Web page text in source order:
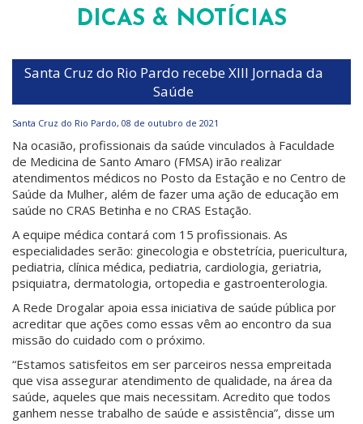
DICAS & NOTÍCIAS
Santa Cruz do Rio Pardo recebe XIII Jornada da
Saúde
Santa Cruz do Rio Pardo, 08 de outubro de 2021
Na ocasião, profissionais da saúde vinculados à Faculdade
de Medicina de Santo Amaro (FMSA) irão realizar
atendimentos médicos no Posto da Estação e no Centro de
Saúde da Mulher, além de fazer uma ação de educação em
saúde no CRAS Betinha e no CRAS Estação.
A equipe médica contará com 15 profissionais. As
especialidades serão: ginecologia e obstetrícia, puericultura,
pediatria, clínica médica, pediatria, cardiologia, geriatria,
psiquiatra, dermatologia, ortopedia e gastroenterologia.
A Rede Drogalar apoia essa iniciativa de saúde pública por
acreditar que ações como essas vêm ao encontro da sua
missão do cuidado com o próximo.
“Estamos satisfeitos em ser parceiros nessa empreitada
que visa assegurar atendimento de qualidade, na área da
saúde, aqueles que mais necessitam. Acredito que todos
ganhem nesse trabalho de saúde e assistência”, disse um